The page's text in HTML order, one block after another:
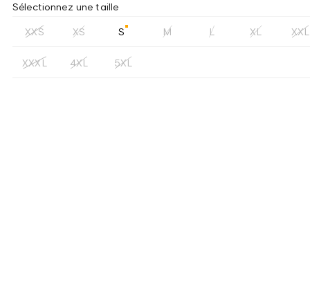
Sélectionnez une taille
XXS XS S M L XL XXL
XXXL 4XL 5XL